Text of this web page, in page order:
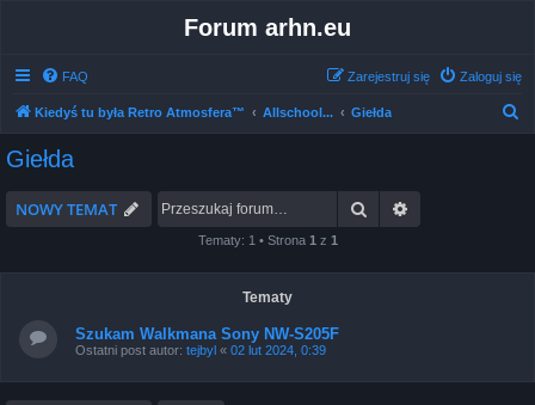
Forum arhn.eu
FAQ Zaloguj się
Zarejestruj się
Kiedyś tu była Retro Atmosfera™ Allschool... Giełda
Giełda
NOWY TEMAT Szukaj
Tematy: 1 • Strona 1 z 1
Tematy
Szukam Walkmana Sony NW-S205F
Ostatni post autor: tejbyl « 02 lut 2024, 0:39